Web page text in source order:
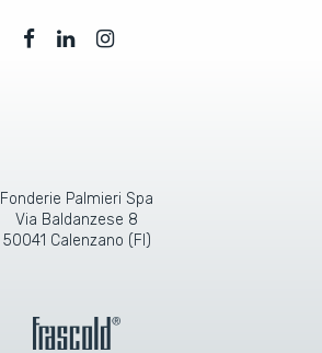
Fonderie Palmieri Spa
Via Baldanzese 8
50041 Calenzano (FI)